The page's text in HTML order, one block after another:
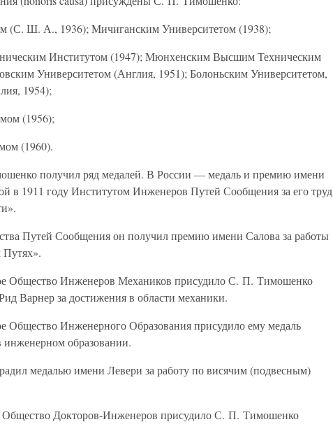
(С. Ш. А., 1936); Мичиганским Университетом (1938);
Институтом (1947); Мюнхенским Высшим Техническим
Университетом (Англия, 1951); Болоньским Университетом,
1954);
(1956);
(1960).
получил ряд медалей. В России — медаль и премию имени
в 1911 году Институтом Инженеров Путей Сообщения за его труд
Путей Сообщения он получил премию имени Салова за работы
Путях».
Общество Инженеров Механиков присудило С. П. Тимошенко
Варнер за достижения в области механики.
Общество Инженерного Образования присудило ему медаль
образовании.
медалью имени Левери за работу по висячим (подвесным)
Общество Докторов-Инженеров присудило С. П. Тимошенко